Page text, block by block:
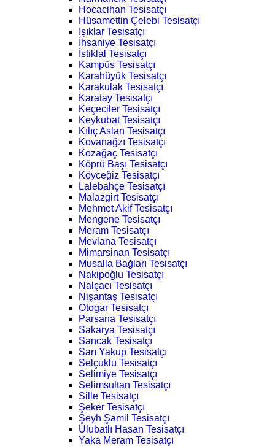
Hocacihan Tesisatçı
Hüsamettin Çelebi Tesisatçı
Işıklar Tesisatçı
İhsaniye Tesisatçı
İstiklal Tesisatçı
Kampüs Tesisatçı
Karahüyük Tesisatçı
Karakulak Tesisatçı
Karatay Tesisatçı
Keçeciler Tesisatçı
Keykubat Tesisatçı
Kılıç Aslan Tesisatçı
Kovanağzı Tesisatçı
Kozağaç Tesisatçı
Köprü Başı Tesisatçı
Köyceğiz Tesisatçı
Lalebahçe Tesisatçı
Malazgirt Tesisatçı
Mehmet Akif Tesisatçı
Mengene Tesisatçı
Meram Tesisatçı
Mevlana Tesisatçı
Mimarsinan Tesisatçı
Musalla Bağları Tesisatçı
Nakipoğlu Tesisatçı
Nalçacı Tesisatçı
Nişantaş Tesisatçı
Otogar Tesisatçı
Parsana Tesisatçı
Sakarya Tesisatçı
Sancak Tesisatçı
Sarı Yakup Tesisatçı
Selçuklu Tesisatçı
Selimiye Tesisatçı
Selimsultan Tesisatçı
Sille Tesisatçı
Şeker Tesisatçı
Şeyh Şamil Tesisatçı
Ulubatlı Hasan Tesisatçı
Yaka Meram Tesisatçı